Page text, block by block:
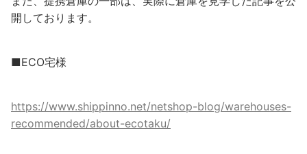
開しております。
■ECO宅様
https://www.shippinno.net/netshop-blog/warehouses-
recommended/about-ecotaku/